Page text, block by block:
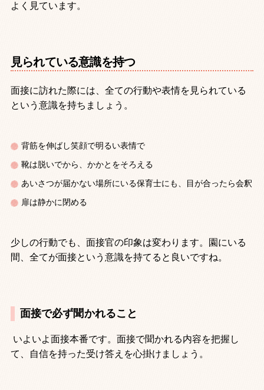
よく見ています。
見られている意識を持つ
面接に訪れた際には、全ての行動や表情を見られている
という意識を持ちましょう。
背筋を伸ばし笑顔で明るい表情で
靴は脱いでから、かかとをそろえる
あいさつが届かない場所にいる保育士にも、目が合ったら会釈
扉は静かに閉める
少しの行動でも、面接官の印象は変わります。園にいる
間、全てが面接という意識を持てると良いですね。
面接で必ず聞かれること
いよいよ面接本番です。面接で聞かれる内容を把握し
て、自信を持った受け答えを心掛けましょう。